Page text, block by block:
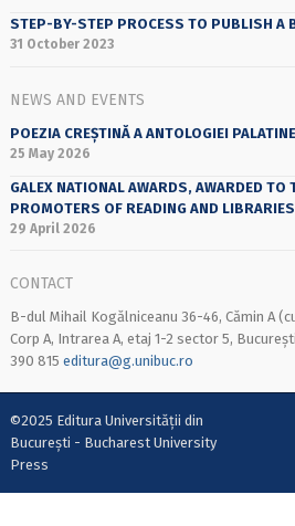
STEP-BY-STEP PROCESS TO PUBLISH A
31 October 2023
NEWS AND EVENTS
POEZIA CREȘTINĂ A ANTOLOGIEI
25 May 2026
GALEX NATIONAL AWARDS, AWARDED TO
PROMOTERS OF READING AND LIBRARIES
29 April 2026
CONTACT
B-dul Mihail Kogălniceanu 36-46, Cămin A
Corp A, Intrarea A, etaj 1-2 sector 5,
390 815 editura@g.unibuc.ro
©2025 Editura Universității din
București - Bucharest University
Press